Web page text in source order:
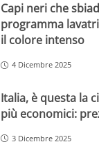
Capi neri che
programma
il colore intenso
4 Dicembre 2025
Italia, è questa la
più economici:
3 Dicembre 2025